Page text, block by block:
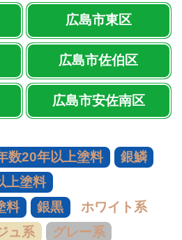
広島市東区
広島市佐伯区
広島市安佐南区
数20年以上塗料
銀鱗
上塗料
料
銀黒
ホワイト系
ュ系
グレー系